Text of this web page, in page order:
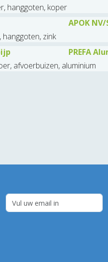
hanggoten, koper
APOK NV/
zink
PREFA
afvoerbuizen, aluminium